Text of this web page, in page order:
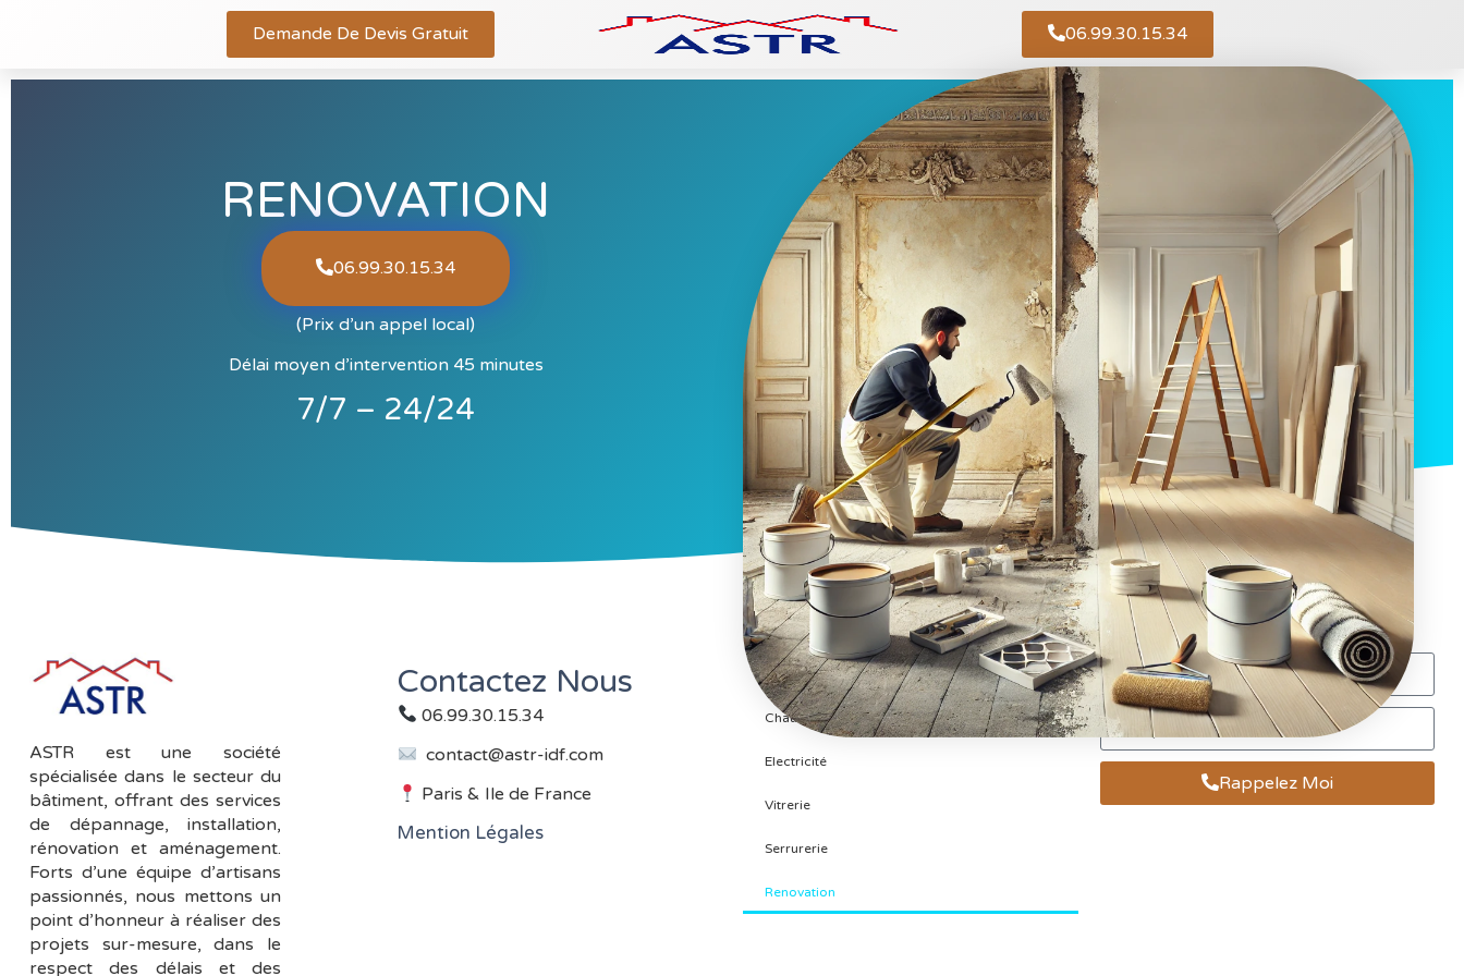
Demande De Devis Gratuit 06.99.30.15.34
RENOVATION
06.99.30.15.34​
(Prix d’un appel local)
Délai moyen d’intervention 45 minutes
7/7 – 24/24
ASTR est une société
spécialisée dans le secteur du
bâtiment, offrant des services
de dépannage, installation,
rénovation et aménagement.
Forts d’une équipe d’artisans
passionnés, nous mettons un
point d’honneur à réaliser des
projets sur-mesure, dans le
respect des délais et des
Contactez Nous
06.99.30.15.34
contact@astr-idf.com
Paris & Ile de France
Mention Légales
Plomberie
Chauffage Et Climatisation
Electricité
Vitrerie
Serrurerie
Renovation
Rappelez Moi